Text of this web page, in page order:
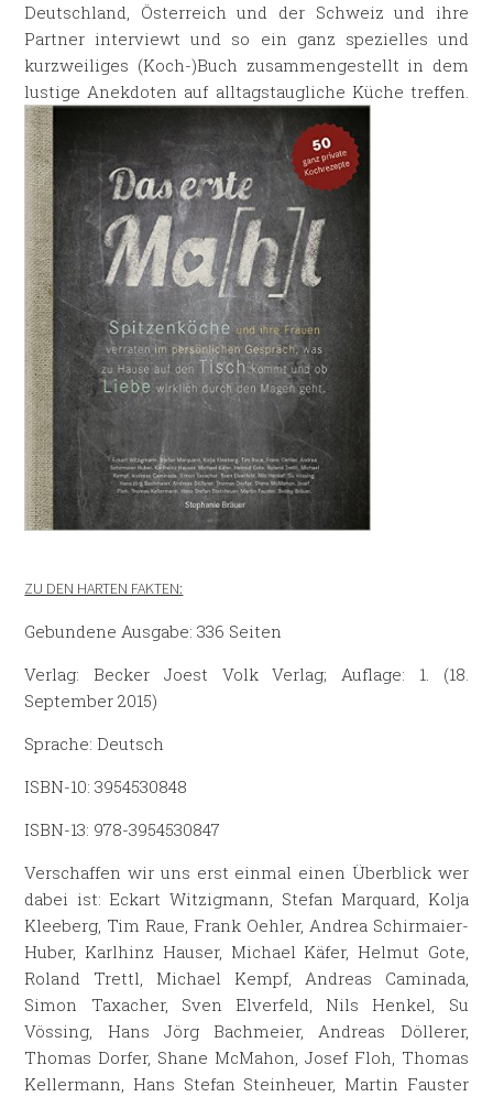
Deutschland, Österreich und der Schweiz und ihre
Partner interviewt und so ein ganz spezielles und
kurzweiliges (Koch-)Buch zusammengestellt in dem
lustige Anekdoten auf alltagstaugliche Küche treffen.
ZU DEN HARTEN FAKTEN:
Gebundene Ausgabe: 336 Seiten
Verlag: Becker Joest Volk Verlag; Auflage: 1. (18.
September 2015)
Sprache: Deutsch
ISBN-10: 3954530848
ISBN-13: 978-3954530847
Verschaffen wir uns erst einmal einen Überblick wer
dabei ist: Eckart Witzigmann, Stefan Marquard, Kolja
Kleeberg, Tim Raue, Frank Oehler, Andrea Schirmaier-
Huber, Karlhinz Hauser, Michael Käfer, Helmut Gote,
Roland Trettl, Michael Kempf, Andreas Caminada,
Simon Taxacher, Sven Elverfeld, Nils Henkel, Su
Vössing, Hans Jörg Bachmeier, Andreas Döllerer,
Thomas Dorfer, Shane McMahon, Josef Floh, Thomas
Kellermann, Hans Stefan Steinheuer, Martin Fauster